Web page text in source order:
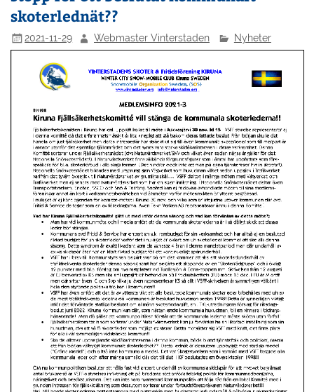
skoterlednät??
2021-11-29 Webmaster Vinterstaden Nyheter